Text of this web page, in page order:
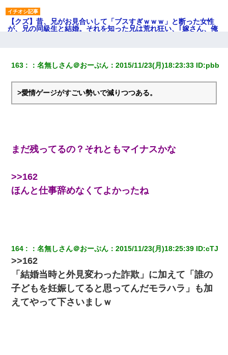
【クズ】昔、兄がお見合いして「ブスすぎｗｗｗ」と断った女性
が、兄の同級生と結婚。それを知った兄は荒れ狂い、｢嫁さん、俺
【修羅場】彼女親「カスな家柄のヤツなんかと家族になるのはご
めんだ」俺「じゃあ別れます…」→ 彼女「なんで言い返してくれ
友人「酒の勢いで女先輩をホテルに連れ込んだｗｗｗｗｗ」俺
し…)うちの子ではないので迎えに行きません」→息子を名乗って
た人物の正体が判明するも・・・
10年ほど前、息子がまだ年中だった時に離婚したんだけど、一昨
年の暮れに突然息子が職場を訪ねてきた。
義兄嫁「娘が大学に入ったら下宿させて」私「しつこい、学校斡
旋のアパートに行け」→ 旦那が義兄に通報したら「志望校を変え
ろ！」とキレて・・・
医者「糖尿病で余命1年です」 ワイ「知らんわｗどうせ死ぬなら
食べる量増やすわｗ」→結果ｗｗｗｗｗ
163 ：名無しさん＠おーぷん ：2015/11/23(月)18:23:33 ID:pbb
>愛情ゲージがすごい勢いで減りつつある。
まだ残ってるの？それともマイナスかな
>>162
ほんと仕事辞めなくてよかったね
164 ：名無しさん＠おーぷん ：2015/11/23(月)18:25:39 ID:cTJ
>>162
「結婚当時と外見変わった詐欺」に加えて「誰の
子どもを妊娠してると思ってんだモラハラ」も加
えてやって下さいましｗ